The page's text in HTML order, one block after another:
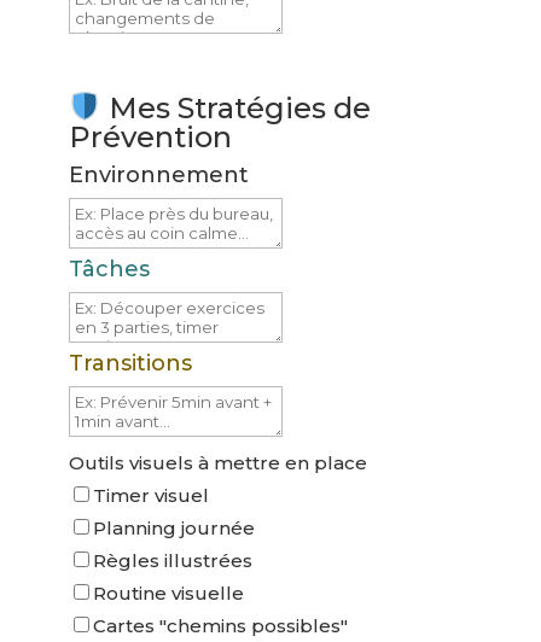
Mes Stratégies de
Prévention
Environnement
Tâches
Transitions
Outils visuels à mettre en place
Timer visuel
Planning journée
Règles illustrées
Routine visuelle
Cartes "chemins possibles"